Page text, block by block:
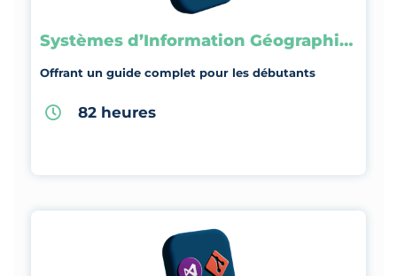
Systèmes d’Information Géographique
Offrant un guide complet pour les débutants
82 heures